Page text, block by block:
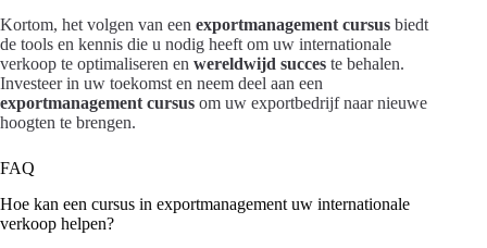
Kortom, het volgen van een exportmanagement cursus biedt
de tools en kennis die u nodig heeft om uw internationale
verkoop te optimaliseren en wereldwijd succes te behalen.
Investeer in uw toekomst en neem deel aan een
exportmanagement cursus om uw exportbedrijf naar nieuwe
hoogten te brengen.
FAQ
Hoe kan een cursus in exportmanagement uw internationale
verkoop helpen?